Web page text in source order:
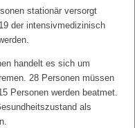
stationär versorgt
der intensivmedizinisch
handelt es sich um
28 Personen müssen
Personen werden beatmet.
als